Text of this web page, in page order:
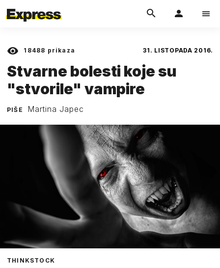
18488 prikaza 31. LISTOPADA 2016.
Stvarne bolesti koje su
"stvorile" vampire
PIŠE Martina Japec
THINKSTOCK